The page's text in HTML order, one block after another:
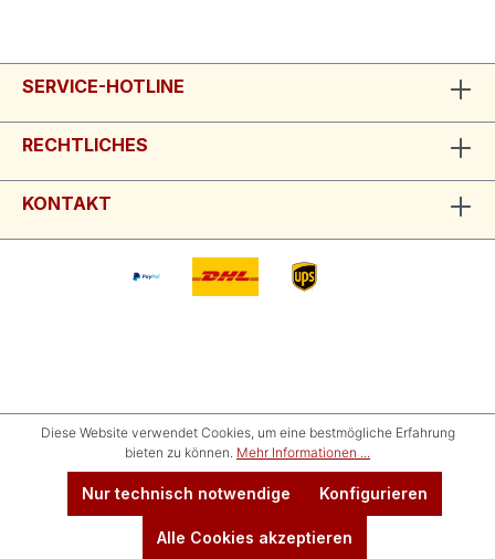
SERVICE-HOTLINE
RECHTLICHES
KONTAKT
Diese Website verwendet Cookies, um eine bestmögliche Erfahrung
bieten zu können. Mehr Informationen ...
Nur technisch notwendige Konfigurieren
Alle Cookies akzeptieren